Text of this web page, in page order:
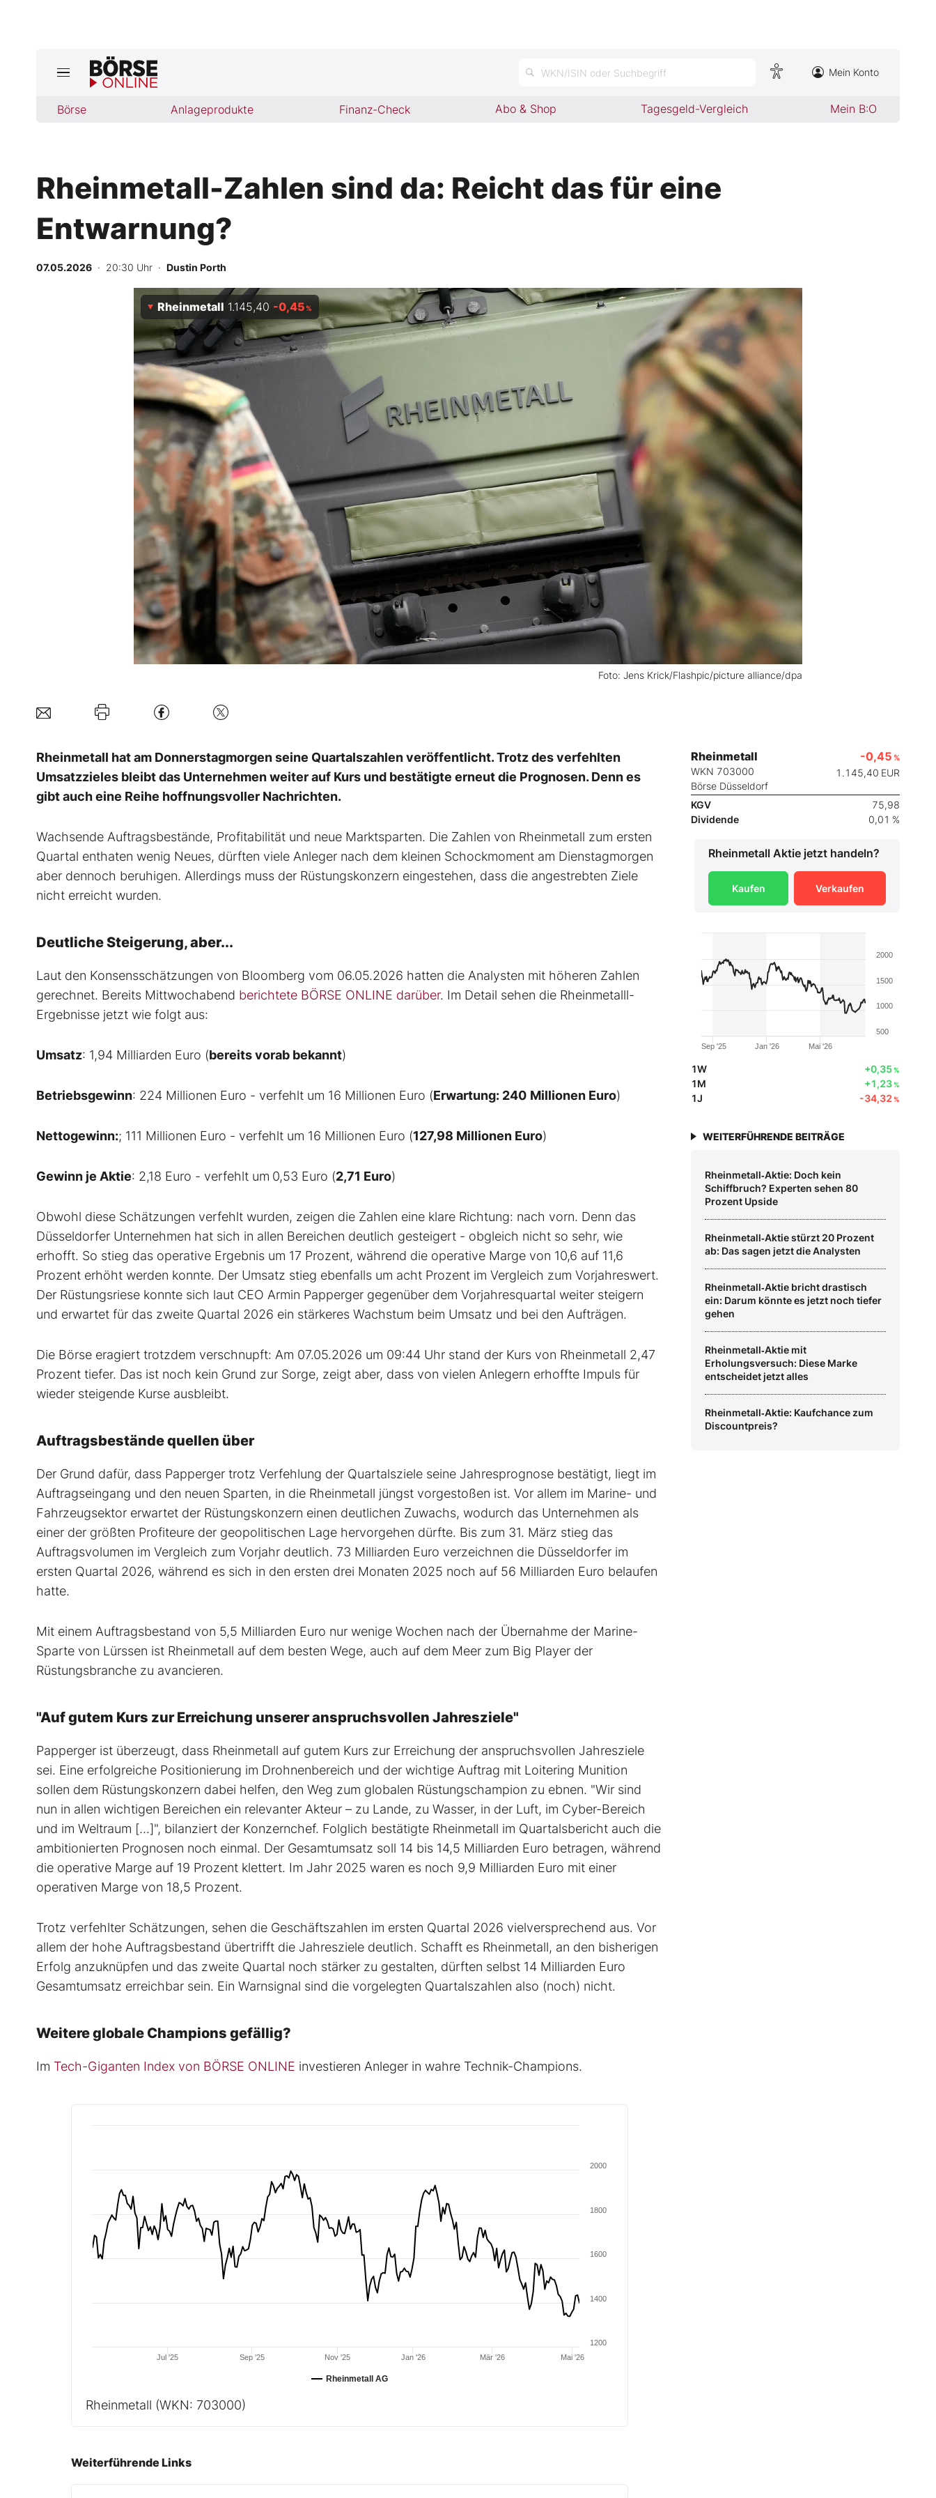
WKN/ISIN oder Suchbegriff Mein Konto
Börse Anlageprodukte Finanz-Check Abo & Shop Tagesgeld-Vergleich Mein B:O
Börse
Finanz-Check
Abo & Shop
BO-Musterdepots
Experten
Mein B:O
Mein Konto
Folgen Sie uns
Kontakt
Rheinmetall-Zahlen sind da: Reicht das für eine
Entwarnung?
07.05.2026 · 20:30 Uhr · Dustin Porth
Foto: Jens Krick/Flashpic/picture alliance/dpa
Rheinmetall 1.145,40 -0,45%
Rheinmetall hat am Donnerstagmorgen seine Quartalszahlen veröffentlicht. Trotz des verfehlten
Umsatzzieles bleibt das Unternehmen weiter auf Kurs und bestätigte erneut die Prognosen. Denn es
gibt auch eine Reihe hoffnungsvoller Nachrichten.
Wachsende Auftragsbestände, Profitabilität und neue Marktsparten. Die Zahlen von Rheinmetall zum ersten
Quartal enthaten wenig Neues, dürften viele Anleger nach dem kleinen Schockmoment am Dienstagmorgen
aber dennoch beruhigen. Allerdings muss der Rüstungskonzern eingestehen, dass die angestrebten Ziele
nicht erreicht wurden.
Deutliche Steigerung, aber...
Laut den Konsensschätzungen von Bloomberg vom 06.05.2026 hatten die Analysten mit höheren Zahlen
gerechnet. Bereits Mittwochabend berichtete BÖRSE ONLINE darüber. Im Detail sehen die Rheinmetalll-
Ergebnisse jetzt wie folgt aus:
Umsatz: 1,94 Milliarden Euro (bereits vorab bekannt)
Betriebsgewinn: 224 Millionen Euro - verfehlt um 16 Millionen Euro (Erwartung: 240 Millionen Euro)
Nettogewinn:; 111 Millionen Euro - verfehlt um 16 Millionen Euro (127,98 Millionen Euro)
Gewinn je Aktie: 2,18 Euro - verfehlt um 0,53 Euro (2,71 Euro)
Obwohl diese Schätzungen verfehlt wurden, zeigen die Zahlen eine klare Richtung: nach vorn. Denn das
Düsseldorfer Unternehmen hat sich in allen Bereichen deutlich gesteigert - obgleich nicht so sehr, wie
erhofft. So stieg das operative Ergebnis um 17 Prozent, während die operative Marge von 10,6 auf 11,6
Prozent erhöht werden konnte. Der Umsatz stieg ebenfalls um acht Prozent im Vergleich zum Vorjahreswert.
Der Rüstungsriese konnte sich laut CEO Armin Papperger gegenüber dem Vorjahresquartal weiter steigern
und erwartet für das zweite Quartal 2026 ein stärkeres Wachstum beim Umsatz und bei den Aufträgen.
Die Börse eragiert trotzdem verschnupft: Am 07.05.2026 um 09:44 Uhr stand der Kurs von Rheinmetall 2,47
Prozent tiefer. Das ist noch kein Grund zur Sorge, zeigt aber, dass von vielen Anlegern erhoffte Impuls für
wieder steigende Kurse ausbleibt.
Auftragsbestände quellen über
Der Grund dafür, dass Papperger trotz Verfehlung der Quartalsziele seine Jahresprognose bestätigt, liegt im
Auftragseingang und den neuen Sparten, in die Rheinmetall jüngst vorgestoßen ist. Vor allem im Marine- und
Fahrzeugsektor erwartet der Rüstungskonzern einen deutlichen Zuwachs, wodurch das Unternehmen als
einer der größten Profiteure der geopolitischen Lage hervorgehen dürfte. Bis zum 31. März stieg das
Auftragsvolumen im Vergleich zum Vorjahr deutlich. 73 Milliarden Euro verzeichnen die Düsseldorfer im
ersten Quartal 2026, während es sich in den ersten drei Monaten 2025 noch auf 56 Milliarden Euro belaufen
hatte.
Mit einem Auftragsbestand von 5,5 Milliarden Euro nur wenige Wochen nach der Übernahme der Marine-
Sparte von Lürssen ist Rheinmetall auf dem besten Wege, auch auf dem Meer zum Big Player der
Rüstungsbranche zu avancieren.
"Auf gutem Kurs zur Erreichung unserer anspruchsvollen Jahresziele"
Papperger ist überzeugt, dass Rheinmetall auf gutem Kurs zur Erreichung der anspruchsvollen Jahresziele
sei. Eine erfolgreiche Positionierung im Drohnenbereich und der wichtige Auftrag mit Loitering Munition
sollen dem Rüstungskonzern dabei helfen, den Weg zum globalen Rüstungschampion zu ebnen. "Wir sind
nun in allen wichtigen Bereichen ein relevanter Akteur – zu Lande, zu Wasser, in der Luft, im Cyber-Bereich
und im Weltraum [...]", bilanziert der Konzernchef. Folglich bestätigte Rheinmetall im Quartalsbericht auch die
ambitionierten Prognosen noch einmal. Der Gesamtumsatz soll 14 bis 14,5 Milliarden Euro betragen, während
die operative Marge auf 19 Prozent klettert. Im Jahr 2025 waren es noch 9,9 Milliarden Euro mit einer
operativen Marge von 18,5 Prozent.
Trotz verfehlter Schätzungen, sehen die Geschäftszahlen im ersten Quartal 2026 vielversprechend aus. Vor
allem der hohe Auftragsbestand übertrifft die Jahresziele deutlich. Schafft es Rheinmetall, an den bisherigen
Erfolg anzuknüpfen und das zweite Quartal noch stärker zu gestalten, dürften selbst 14 Milliarden Euro
Gesamtumsatz erreichbar sein. Ein Warnsignal sind die vorgelegten Quartalszahlen also (noch) nicht.
Weitere globale Champions gefällig?
Im Tech-Giganten Index von BÖRSE ONLINE investieren Anleger in wahre Technik-Champions.
Rheinmetall AG
Jul '25 Sep '25 Nov '25 Jan '26 Mär '26 Mai '26
1200
1400
1600
1800
2000
Rheinmetall (WKN: 703000)
Weiterführende Links
Rheinmetall
WKN 703000
Börse Düsseldorf
-0,45 %
1.145,40 EUR
KGV
75,98
Dividende
0,01 %
Rheinmetall Aktie jetzt handeln?
Kaufen Verkaufen
Jan '26
Sep '25 Mai '26
500
1000
1500
2000
1W +0,35%
1M +1,23%
1J -34,32%
WEITERFÜHRENDE BEITRÄGE
Rheinmetall‑Aktie: Doch kein
Schiffbruch? Experten sehen 80
Prozent Upside
Rheinmetall‑Aktie stürzt 20 Prozent
ab: Das sagen jetzt die Analysten
Rheinmetall‑Aktie bricht drastisch
ein: Darum könnte es jetzt noch tiefer
gehen
Rheinmetall‑Aktie mit
Erholungsversuch: Diese Marke
entscheidet jetzt alles
Rheinmetall‑Aktie: Kaufchance zum
Discountpreis?